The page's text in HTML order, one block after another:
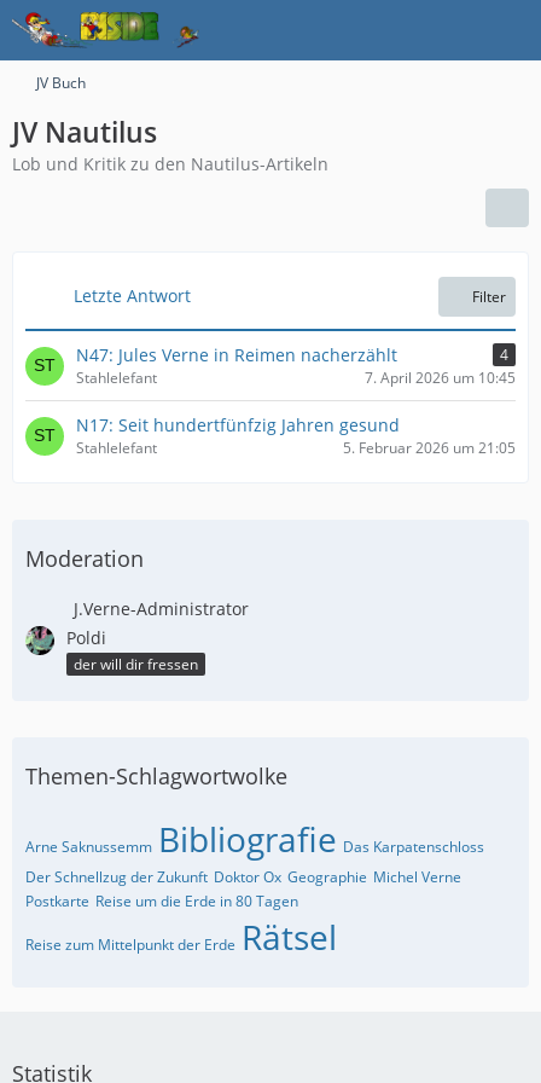
JV Buch
JV Nautilus
Lob und Kritik zu den Nautilus-Artikeln
Letzte Antwort Filter
N47: Jules Verne in Reimen nacherzählt
4
Stahlelefant
7. April 2026 um 10:45
N17: Seit hundertfünfzig Jahren gesund
Stahlelefant 5. Februar 2026 um 21:05
Moderation
J.Verne-Administrator
Poldi
der will dir fressen
Themen-Schlagwortwolke
Arne Saknussemm Bibliografie Das Karpatenschloss
Der Schnellzug der Zukunft Doktor Ox Geographie Michel Verne
Postkarte Reise um die Erde in 80 Tagen
Reise zum Mittelpunkt der Erde Rätsel
Statistik